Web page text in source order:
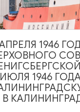
Канта
1946
1946